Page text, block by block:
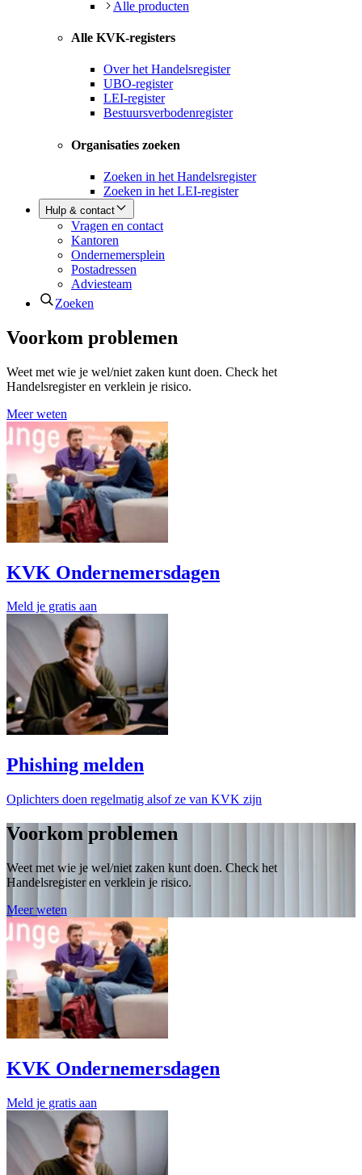
Alle producten
Alle KVK-registers
Over het Handelsregister
UBO-register
LEI-register
Bestuursverbodenregister
Organisaties zoeken
Zoeken in het Handelsregister
Zoeken in het LEI-register
Hulp & contact
Vragen en contact
Kantoren
Ondernemersplein
Postadressen
Adviesteam
Zoeken
Voorkom problemen
Weet met wie je wel/niet zaken kunt doen. Check het
Handelsregister en verklein je risico.
Meer weten
KVK Ondernemersdagen
Meld je gratis aan
Phishing melden
Oplichters doen regelmatig alsof ze van KVK zijn
Voorkom problemen
Weet met wie je wel/niet zaken kunt doen. Check het
Handelsregister en verklein je risico.
Meer weten
KVK Ondernemersdagen
Meld je gratis aan